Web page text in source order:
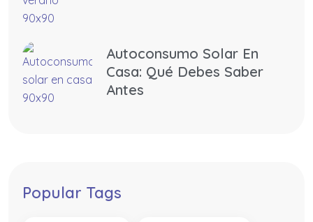
Autoconsumo Solar En
Casa: Qué Debes Saber
Antes
Popular Tags